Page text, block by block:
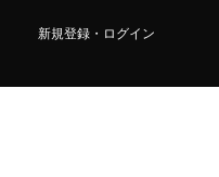
新規登録・ログイン